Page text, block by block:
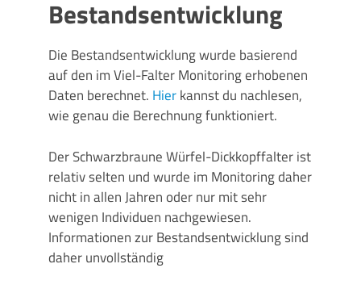
Bestandsentwicklung
Die Bestandsentwicklung wurde basierend
auf den im Viel-Falter Monitoring erhobenen
Daten berechnet. Hierkannst du nachlesen,
wie genau die Berechnung funktioniert.
Der Schwarzbraune Würfel-Dickkopffalter ist
relativ selten und wurde im Monitoring daher
nicht in allen Jahren oder nur mit sehr
wenigen Individuen nachgewiesen.
Informationen zur Bestandsentwicklung sind
daher unvollständig